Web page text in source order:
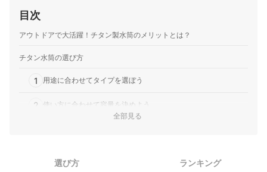
目次
アウトドアで大活躍！チタン製水筒のメリットとは？
チタン水筒の選び方
1 用途に合わせてタイプを選ぼう
2 使い方に合わせて容量を決めよう
全部見る
選び方 ランキング